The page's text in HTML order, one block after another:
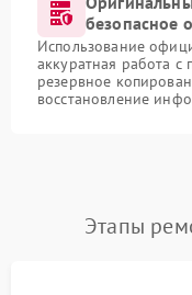
безопасное
Использование
аккуратная работа с
резервное
восстановление
Этапы